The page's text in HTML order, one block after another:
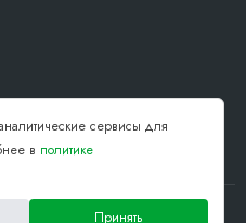
pk.ru
сервисы для
в политике
Принять